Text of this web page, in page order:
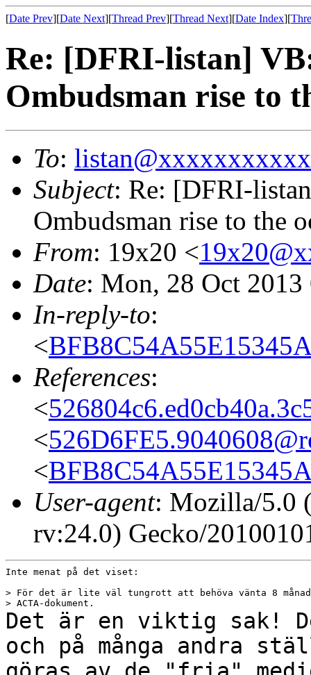
[Date Prev][Date Next][Thread Prev][Thread Next][Date Index][
Re: [DFRI-listan]
Ombudsman rise to
To:
Subject: Re: [DFRI-
Ombudsman rise to the
From: 19x20 <
Date: Mon, 28 Oct
In-reply-to:
<
References:
<
<
<
User-agent: Mozilla/5.0
rv:24.0) Gecko/
Inte menat på det viset:
> För det är lite väl tungrott att behöva vänta 8
Det är en viktig sak!
och på många andra